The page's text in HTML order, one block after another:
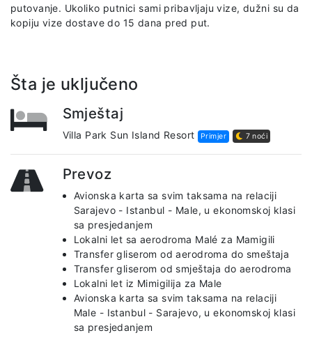
putovanje. Ukoliko putnici sami pribavljaju vize, dužni su da
kopiju vize dostave do 15 dana pred put.
Šta je uključeno
Smještaj
Villa Park Sun Island Resort Primjer 7 noći
Prevoz
Avionska karta sa svim taksama na relaciji
Sarajevo - Istanbul - Male, u ekonomskoj klasi
sa presjedanjem
Lokalni let sa aerodroma Malé za Mamigili
Transfer gliserom od aerodroma do smeštaja
Transfer gliserom od smještaja do aerodroma
Lokalni let iz Mimigilija za Male
Avionska karta sa svim taksama na relaciji
Male - Istanbul - Sarajevo, u ekonomskoj klasi
sa presjedanjem